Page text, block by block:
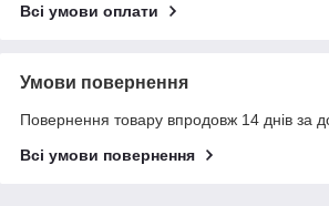
Всі умови оплати
Умови повернення
Повернення товару впродовж 14 днів за
Всі умови повернення